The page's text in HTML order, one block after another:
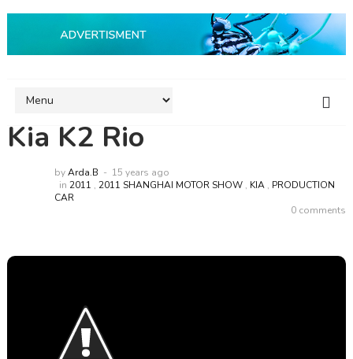
Kia K2 Rio
byArda.B
15 years ago
in 2011 , 2011 SHANGHAI MOTOR SHOW, KIA, PRODUCTION
CAR
0 comments